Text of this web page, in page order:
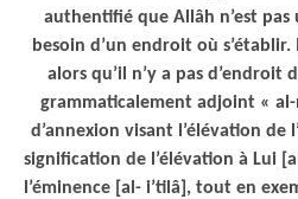
authentifié que Allâh n’est pas
besoin d’un endroit où
alors qu’il n’y a pas d’endroit
grammaticalement adjoint «
d’annexion visant l’élévation de
signification de l’élévation à Lui
l’éminence [al- i’tilâ], tout en